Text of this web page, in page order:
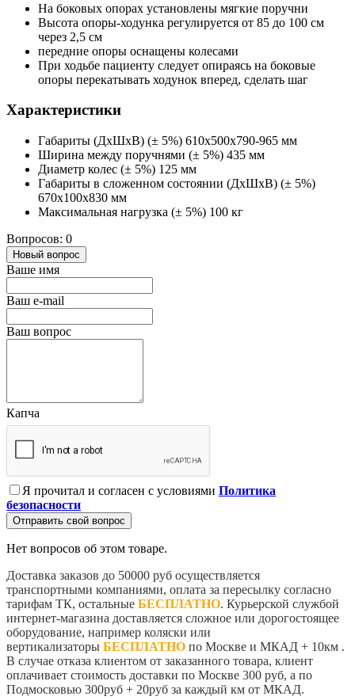
На боковых опорах установлены мягкие поручни
Высота опоры-ходунка регулируется от 85 до 100 см
через 2,5 см
передние опоры оснащены колесами
При ходьбе пациенту следует опираясь на боковые
опоры перекатывать ходунок вперед, сделать шаг
Характеристики
Габариты (ДхШхВ) (± 5%) 610х500х790-965 мм
Ширина между поручнями (± 5%) 435 мм
Диаметр колес (± 5%) 125 мм
Габариты в сложенном состоянии (ДхШхВ) (± 5%)
670х100х830 мм
Максимальная нагрузка (± 5%) 100 кг
Вопросов: 0
Новый вопрос
Ваше имя
Ваш e-mail
Ваш вопрос
Капча
Я прочитал и согласен с условиями Политика
безопасности
Отправить свой вопрос
Нет вопросов об этом товаре.
Доставка заказов до 50000 руб осуществляется
транспортными компаниями, оплата за пересылку согласно
тарифам ТК, остальные БЕСПЛАТНО. Курьерской службой
интернет-магазина доставляется сложное или дорогостоящее
оборудование, например коляски или
вертикализаторы БЕСПЛАТНО по Москве и МКАД + 10км .
В случае отказа клиентом от заказанного товара, клиент
оплачивает стоимость доставки по Москве 300 руб, а по
Подмосковью 300руб + 20руб за каждый км от МКАД.